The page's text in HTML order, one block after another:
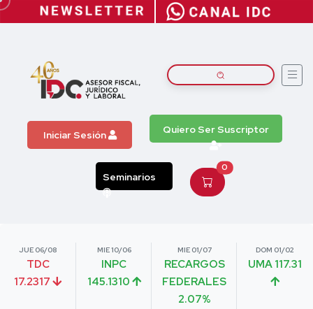
Iniciar Sesión Quiero Ser Suscriptor
Seminarios
0
JUE 06/08
TDC
17.2317
MIE 10/06
INPC
145.1310
MIE 01/07
RECARGOS
FEDERALES
2.07%
DOM 01/02
UMA 117.31